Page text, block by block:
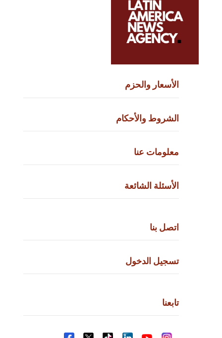
الأسعار والحزم
الشروط والأحكام
معلومات عنا
الأسئلة الشائعة
اتصل بنا
تسجيل الدخول
تابعنا